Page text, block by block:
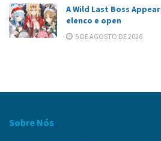
A Wild Last Boss
elenco e open
5 DE AGOSTO DE 2026
Sobre Nós